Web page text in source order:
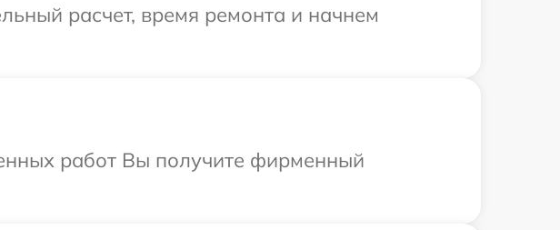
расчет, время ремонта и начнем
работ Вы получите фирменный